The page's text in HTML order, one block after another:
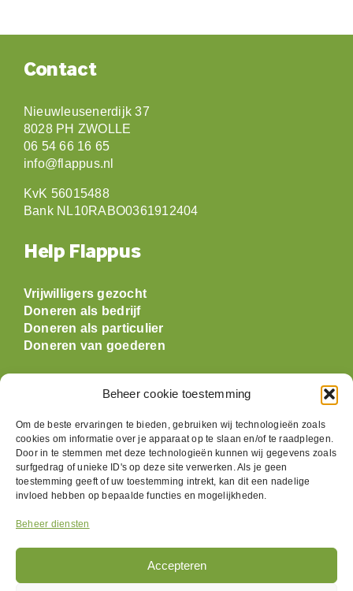
Beheer cookie toestemming
Om de beste ervaringen te bieden, gebruiken wij technologieën zoals
cookies om informatie over je apparaat op te slaan en/of te raadplegen.
Door in te stemmen met deze technologieën kunnen wij gegevens zoals
surfgedrag of unieke ID's op deze site verwerken. Als je geen
toestemming geeft of uw toestemming intrekt, kan dit een nadelige
invloed hebben op bepaalde functies en mogelijkheden.
Beheer diensten
Accepteren
Contact
Nieuwleusenerdijk 37
8028 PH ZWOLLE
06 54 66 16 65
info@flappus.nl
KvK 56015488
Bank NL10RABO0361912404
Help Flappus
Vrijwilligers gezocht
Doneren als bedrijf
Doneren als particulier
Doneren van goederen
Openingstijden
Maandag: gesloten
Dinsdag:09:30 t/m 17:00
Woensdag:09:30 t/m 17:00
Donderdag:09:30 t/m 17:00
Vrijdag:09:30 t/m 17:00
Zondag: gesloten